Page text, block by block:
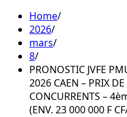
Home
2026
mars
8
PRONOSTIC JVFE
2026 CAEN – PRIX
CONCURRENTS –
(ENV. 23 000 000 F